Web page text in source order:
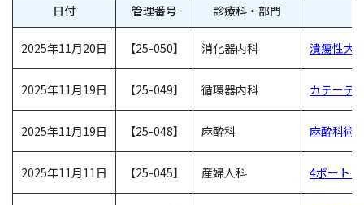
日付 管理番号 診療科・部門
2025年11月20日 【25-050】 消化器内科 潰瘍性大
2025年11月19日 【25-049】 循環器内科 カテーテ
2025年11月19日 【25-048】 麻酔科 麻酔科術
2025年11月11日 【25-045】 産婦人科 4ポート